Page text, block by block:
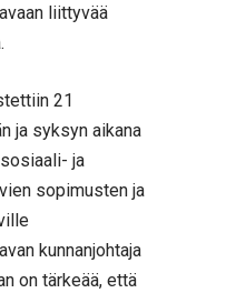
liittyvää
21
ja syksyn aikana
ja
sopimusten ja
kunnanjohtaja
on tärkeää, että